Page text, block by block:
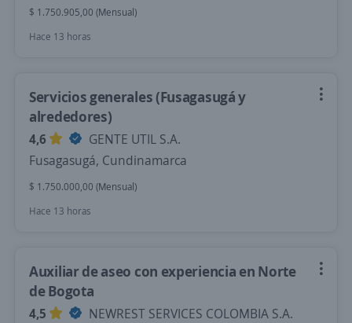
$ 1.750.905,00 (Mensual)
Hace 13 horas
Servicios generales (Fusagasugá y
alrededores)
4,6
GENTE UTIL S.A.
Fusagasugá, Cundinamarca
$ 1.750.000,00 (Mensual)
Hace 13 horas
Auxiliar de aseo con experiencia en Norte
de Bogota
4,5
NEWREST SERVICES COLOMBIA S.A.